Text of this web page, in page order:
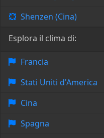
Shenzen (Cina)
Esplora il clima di:
Francia
Stati Uniti d'America
Cina
Spagna